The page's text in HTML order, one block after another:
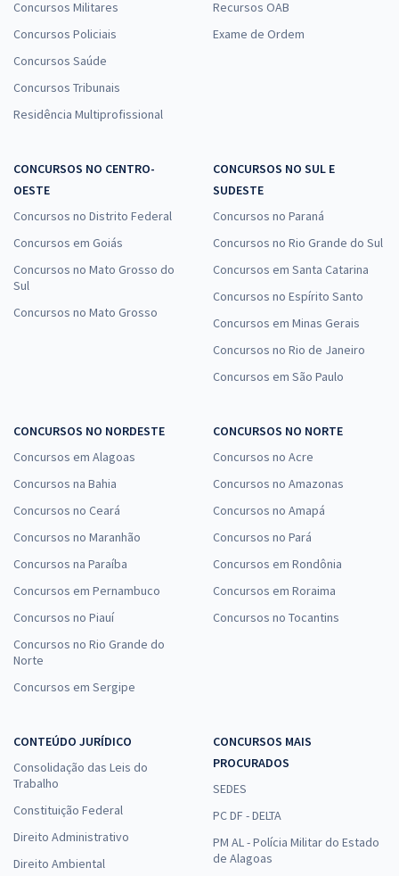
Concursos Militares
Concursos Policiais
Concursos Saúde
Concursos Tribunais
Residência Multiprofissional
Recursos OAB
Exame de Ordem
CONCURSOS NO CENTRO-
OESTE
Concursos no Distrito Federal
Concursos em Goiás
Concursos no Mato Grosso do
Sul
Concursos no Mato Grosso
CONCURSOS NO SUL E
SUDESTE
Concursos no Paraná
Concursos no Rio Grande do Sul
Concursos em Santa Catarina
Concursos no Espírito Santo
Concursos em Minas Gerais
Concursos no Rio de Janeiro
Concursos em São Paulo
CONCURSOS NO NORDESTE
Concursos em Alagoas
Concursos na Bahia
Concursos no Ceará
Concursos no Maranhão
Concursos na Paraíba
Concursos em Pernambuco
Concursos no Piauí
Concursos no Rio Grande do
Norte
Concursos em Sergipe
CONCURSOS NO NORTE
Concursos no Acre
Concursos no Amazonas
Concursos no Amapá
Concursos no Pará
Concursos em Rondônia
Concursos em Roraima
Concursos no Tocantins
CONTEÚDO JURÍDICO
Consolidação das Leis do
Trabalho
Constituição Federal
Direito Administrativo
Direito Ambiental
CONCURSOS MAIS
PROCURADOS
SEDES
PC DF - DELTA
PM AL - Polícia Militar do Estado
de Alagoas